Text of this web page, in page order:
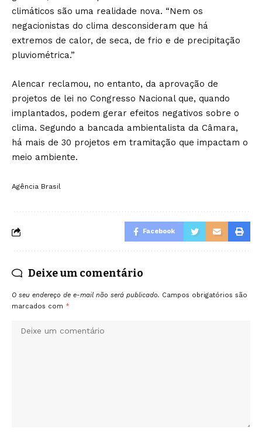
climáticos são uma realidade nova. “Nem os
negacionistas do clima desconsideram que há
extremos de calor, de seca, de frio e de precipitação
pluviométrica.”
Alencar reclamou, no entanto, da aprovação de
projetos de lei no Congresso Nacional que, quando
implantados, podem gerar efeitos negativos sobre o
clima. Segundo a bancada ambientalista da Câmara,
há mais de 30 projetos em tramitação que impactam o
meio ambiente.
Agência Brasil
Facebook
Deixe um comentário
O seu endereço de e-mail não será publicado. Campos obrigatórios são
marcados com *